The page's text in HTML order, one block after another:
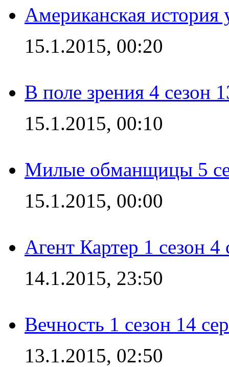
Американская история
15.1.2015, 00:20
В поле зрения 4 сезон
15.1.2015, 00:10
Милые обманщицы 5
15.1.2015, 00:00
Агент Картер 1 сезон 4
14.1.2015, 23:50
Вечность 1 сезон 14
13.1.2015, 02:50